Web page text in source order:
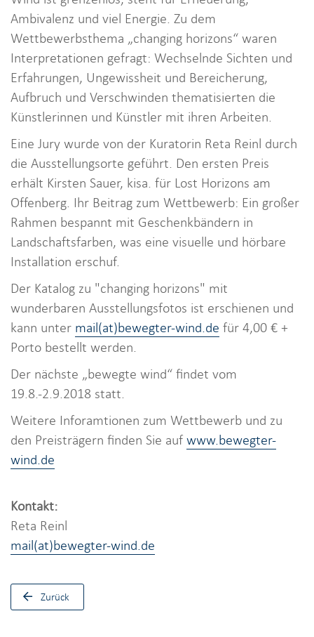
Ambivalenz und viel Energie. Zu dem
Wettbewerbsthema „changing horizons“ waren
Interpretationen gefragt: Wechselnde Sichten und
Erfahrungen, Ungewissheit und Bereicherung,
Aufbruch und Verschwinden thematisierten die
Künstlerinnen und Künstler mit ihren Arbeiten.
Eine Jury wurde von der Kuratorin Reta Reinl durch
die Ausstellungsorte geführt. Den ersten Preis
erhält Kirsten Sauer, kisa. für Lost Horizons am
Offenberg. Ihr Beitrag zum Wettbewerb: Ein großer
Rahmen bespannt mit Geschenkbändern in
Landschaftsfarben, was eine visuelle und hörbare
Installation erschuf.
Der Katalog zu "changing horizons" mit
wunderbaren Ausstellungsfotos ist erschienen und
kann unter mail(at)bewegter-wind.de für 4,00 € +
Porto bestellt werden.
Der nächste „bewegte wind“ findet vom
19.8.-2.9.2018 statt.
Weitere Inforamtionen zum Wettbewerb und zu
den Preisträgern finden Sie auf www.bewegter-
wind.de
Kontakt:
Reta Reinl
mail(at)bewegter-wind.de
Zurück